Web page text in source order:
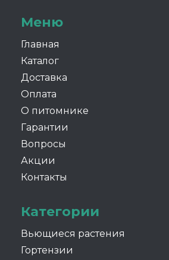
Меню
Главная
Каталог
Доставка
Оплата
О питомнике
Гарантии
Вопросы
Акции
Контакты
Категории
Вьющиеся растения
Гортензии